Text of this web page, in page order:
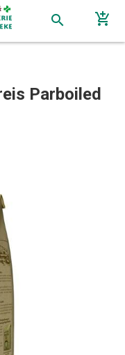
search add_shopping_cart
Parboiled